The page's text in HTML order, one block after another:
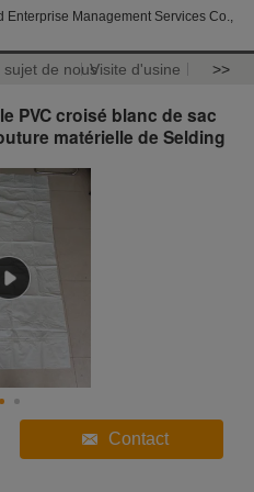
Enterprise Management Services Co.,
sujet de nousVisite d'usine >>
PVC croisé blanc de sac
matérielle de Selding
Contact